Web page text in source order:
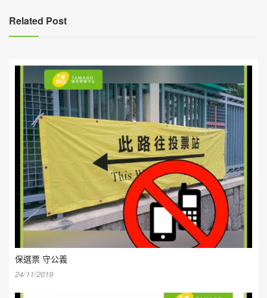
覽
Related Post
保選票 守公義
24/11/2019